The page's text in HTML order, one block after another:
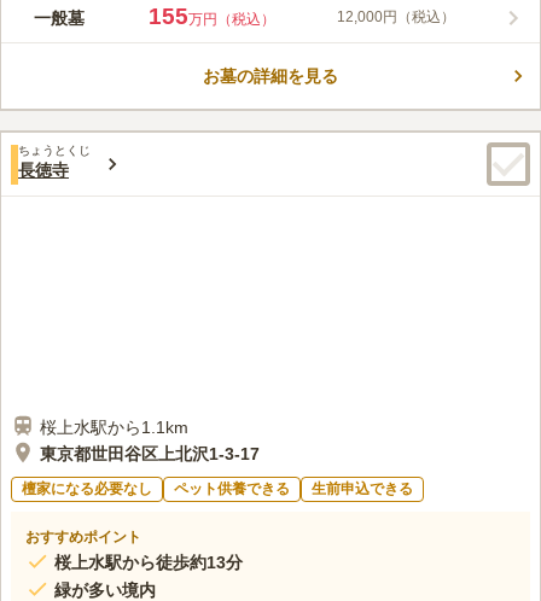
世田谷区の閑静な住宅街に位置する「せたがや桜上水墓苑」は、
った宗旨・宗派不問の門戸を開いています。全区画平坦なバリア
口コミ評価
この霊園はまだ誰からも評価されていません。
一般墓 155万円（税込） 12,000円（税込）
お墓の詳細を見る
ちょうとくじ
長徳寺
桜上水駅から1.1km
東京都世田谷区上北沢1-3-17
檀家になる必要なし ペット供養できる 生前申込できる
おすすめポイント
桜上水駅から徒歩約13分
緑が多い境内